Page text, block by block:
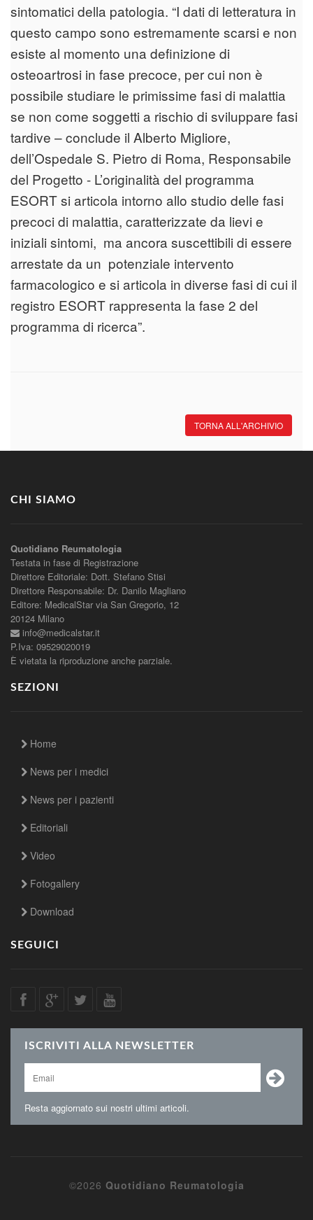
sintomatici della patologia. “I dati di letteratura in
questo campo sono estremamente scarsi e non
esiste al momento una definizione di
osteoartrosi in fase precoce, per cui non è
possibile studiare le primissime fasi di malattia
se non come soggetti a rischio di sviluppare fasi
tardive – conclude il Alberto Migliore,
dell’Ospedale S. Pietro di Roma, Responsabile
del Progetto - L’originalità del programma
ESORT si articola intorno allo studio delle fasi
precoci di malattia, caratterizzate da lievi e
iniziali sintomi, ma ancora suscettibili di essere
arrestate da un potenziale intervento
farmacologico e si articola in diverse fasi di cui il
registro ESORT rappresenta la fase 2 del
programma di ricerca”.
TORNA ALL'ARCHIVIO
CHI SIAMO
Quotidiano Reumatologia
Testata in fase di Registrazione
Direttore Editoriale: Dott. Stefano Stisi
Direttore Responsabile: Dr. Danilo Magliano
Editore: MedicalStar via San Gregorio, 12
20124 Milano
info@medicalstar.it
P.Iva: 09529020019
È vietata la riproduzione anche parziale.
SEZIONI
Home
News per i medici
News per i pazienti
Editoriali
Video
Fotogallery
Download
SEGUICI
ISCRIVITI ALLA NEWSLETTER
Resta aggiornato sui nostri ultimi articoli.
©2026 Quotidiano Reumatologia